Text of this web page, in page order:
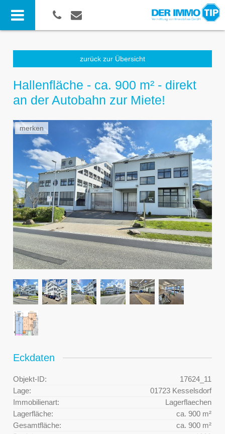
zurück zur Übersicht
Hallenfläche - ca. 900 m² - direkt
an der Autobahn zur Miete!
merken
Eckdaten
Objekt-ID:
17624_11
Lage:
01723 Kesselsdorf
Immobilienart:
Lagerflaechen
Lagerfläche:
ca. 900 m²
Gesamtfläche:
ca. 900 m²